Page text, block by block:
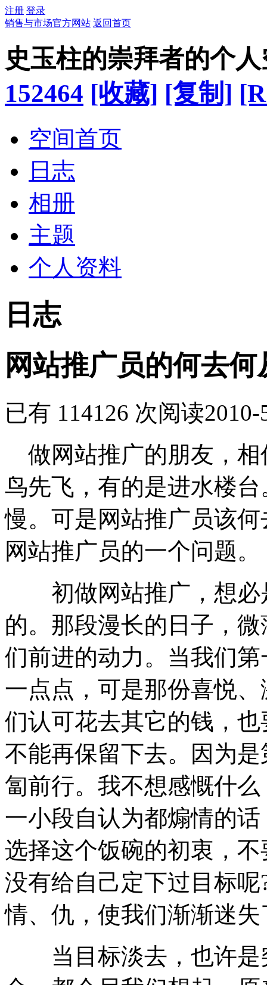
注册 登录
销售与市场官方网站 返回首页
史玉柱的崇拜者的个
152464 [收藏] [复制]
空间首页
日志
相册
主题
个人资料
日志
网站推广员的何去
已有 114126 次阅读2010-
做网站推广的朋友，相
鸟先飞，有的是进水楼
慢。可是网站推广员该
网站推广员的一个问题。
初做网站推广，想必
的。那段漫长的日子，
们前进的动力。当我们
一点点，可是那份喜悦
们认可花去其它的钱，
不能再保留下去。因为
匐前行。我不想感慨什
一小段自认为都煽情的
选择这个饭碗的初衷，
没有给自己定下过目标
情、仇，使我们渐渐迷
当目标淡去，也许是